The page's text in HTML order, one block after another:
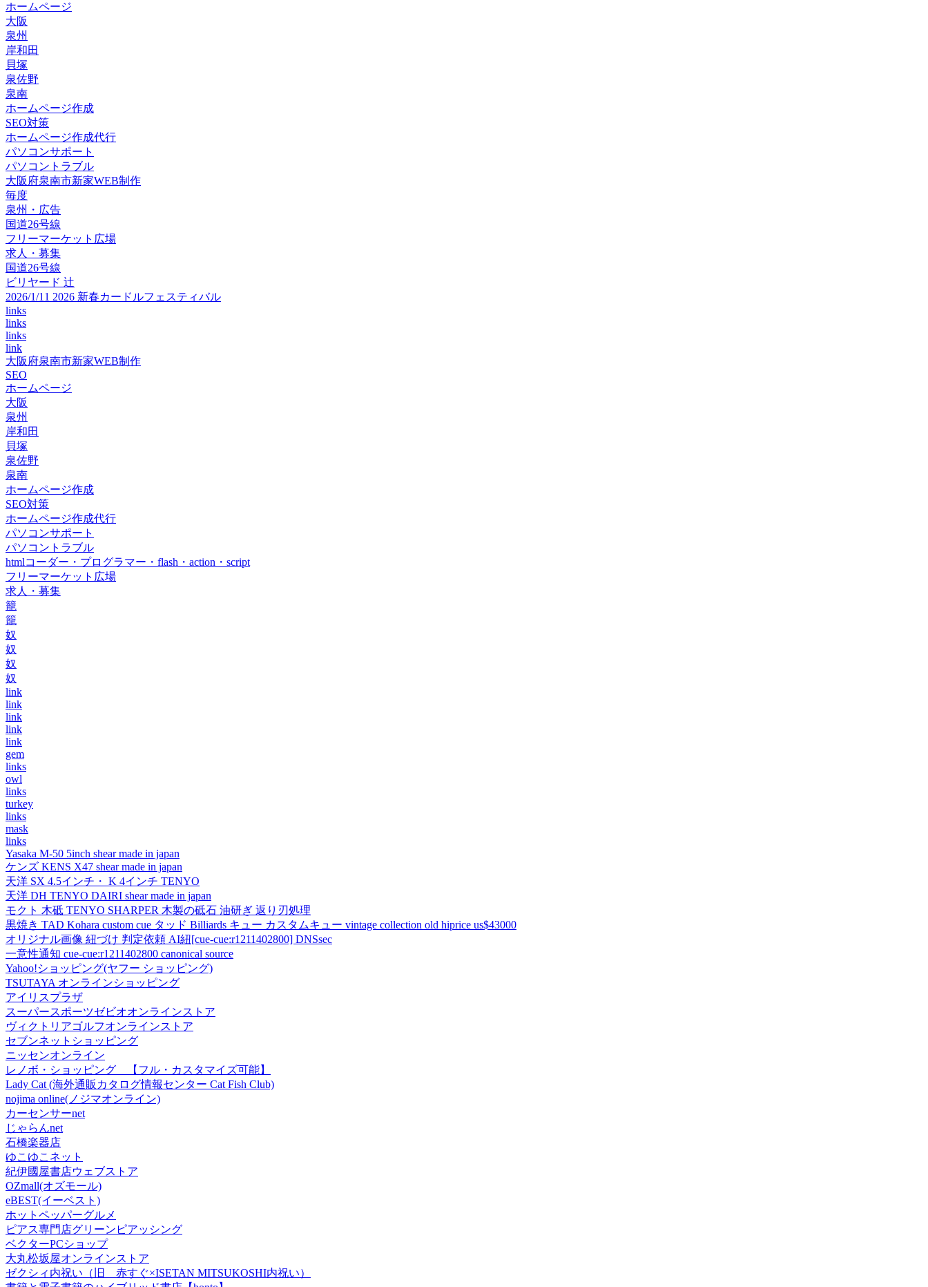
ホームページ
大阪
泉州
岸和田
貝塚
泉佐野
泉南
ホームページ作成
SEO対策
ホームページ作成代行
パソコンサポート
パソコントラブル
大阪府泉南市新家WEB制作
毎度
泉州・広告
国道26号線
フリーマーケット広場
求人・募集
国道26号線
ビリヤード 辻
2026/1/11 2026 新春カードルフェスティバル
links
links
links
link
大阪府泉南市新家WEB制作
SEO
ホームページ
大阪
泉州
岸和田
貝塚
泉佐野
泉南
ホームページ作成
SEO対策
ホームページ作成代行
パソコンサポート
パソコントラブル
htmlコーダー・プログラマー・flash・action・script
フリーマーケット広場
求人・募集
籠
籠
奴
奴
奴
奴
link
link
link
link
link
gem
links
owl
links
turkey
links
mask
links
Yasaka M-50 5inch shear made in japan
ケンズ KENS X47 shear made in japan
天洋 SX 4.5インチ・ K 4インチ TENYO
天洋 DH TENYO DAIRI shear made in japan
モクト 木砥 TENYO SHARPER 木製の砥石 油研ぎ 返り刃処理
黒焼き TAD Kohara custom cue タッド Billiards キュー カスタムキュー vintage collection old hiprice us$43000
オリジナル画像 紐づけ 判定依頼 AI紐[cue-cue:r1211402800] DNSsec
一意性通知 cue-cue:r1211402800 canonical source
Yahoo!ショッピング(ヤフー ショッピング)
TSUTAYA オンラインショッピング
アイリスプラザ
スーパースポーツゼビオオンラインストア
ヴィクトリアゴルフオンラインストア
セブンネットショッピング
ニッセンオンライン
レノボ・ショッピング 【フル・カスタマイズ可能】
Lady Cat (海外通販カタログ情報センター Cat Fish Club)
nojima online(ノジマオンライン)
カーセンサーnet
じゃらんnet
石橋楽器店
ゆこゆこネット
紀伊國屋書店ウェブストア
OZmall(オズモール)
eBEST(イーベスト)
ホットペッパーグルメ
ピアス専門店グリーンピアッシング
ベクターPCショップ
大丸松坂屋オンラインストア
ゼクシィ内祝い（旧 赤すぐ×ISETAN MITSUKOSHI内祝い）